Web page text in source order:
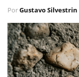
PorGustavo Silvestrin